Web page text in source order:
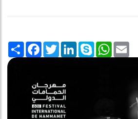
Share Facebook
TwitterLinkedInSkype